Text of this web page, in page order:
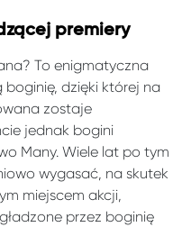
premiery
To enigmatyczna
dzięki której na
zostaje
jednak bogini
Many. Wiele lat po tym
wygasać, na skutek
miejscem akcji,
przez boginię